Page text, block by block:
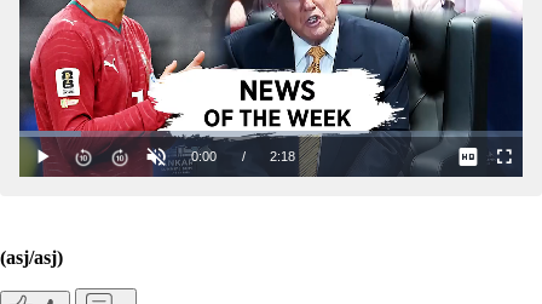
(asj/asj)